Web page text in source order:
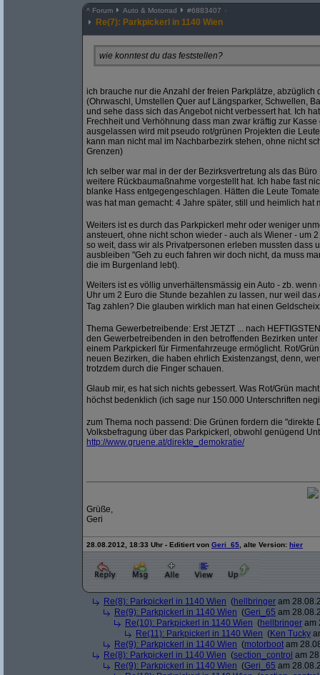
^ Forum Auto & Motorrad #6883407
Re(7): Parkpickerl in 1140 Wien
wie konntest du das feststellen?
ich brauche nur die Anzahl der freien Parkplätze,
(Ohrwaschl, Umstellen Quer auf Längsparker, Schwellen,
und sehe dass sich das Angebot nicht verbessert hat. Ich
Frechheit und Verhöhnung dass man zwar kräftig zur
ausgelassen wird mit pseudo rot/grünen Projekten die
kann man nicht mal im Nachbarbezirk stehen, ohne nicht
Grenzen)
Ich selber war mal in der der Bezirksvertretung als das
weitere Rückbaumaßnahme vorgestellt hat. Ich habe fast
blanke Hass entgegengeschlagen. Hätten die Leute
was hat man gemacht: 4 Jahre später, still und heimlich hat
Weiters ist es durch das Parkpickerl mehr oder weniger
ansteuert, ohne nicht schon wieder - auch als Wiener - um
so weit, dass wir als Privatpersonen erleben mussten dass
ausbleiben "Geh zu euch fahren wir doch nicht, da muss
die im Burgenland lebt).
Weiters ist es völlig unverhältensmässig ein Auto - zb.
Uhr um 2 Euro die Stunde bezahlen zu lassen, nur weil
Tag zahlen? Die glauben wirklich man hat einen
Thema Gewerbetreibende: Erst JETZT ... nach
den Gewerbetreibenden in den betroffenden Bezirken
einem Parkpickerl für Firmenfahrzeuge ermöglicht. Rot/
neuen Bezirken, die haben ehrlich Existenzangst, denn,
trotzdem durch die Finger schauen.
Glaub mir, es hat sich nichts gebessert. Was Rot/Grün
höchst bedenklich (ich sage nur 150.000 Unterschriften
zum Thema noch passend: Die Grünen fordern die
Volksbefragung über das Parkpickerl, obwohl genügend
http://www.gruene.at/direkte_demokratie/
Grüße,
Geri
28.08.2012, 18:33 Uhr - Editiert von Geri_65 , alte Version: hier
Re(8): Parkpickerl in 1140 Wien (hellbringer am
Re(9): Parkpickerl in 1140 Wien (Geri_65 am
Re(10): Parkpickerl in 1140 Wien (hellbringer am
Re(11): Parkpickerl in 1140 Wien (Ken Tucky
Re(9): Parkpickerl in 1140 Wien (motorboot am
Re(8): Parkpickerl in 1140 Wien (section_control am
Re(9): Parkpickerl in 1140 Wien (Geri_65 am